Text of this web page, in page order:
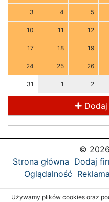
3 4 5
10 11 12
17 18 19
24 25 26
31 1 2
Dodaj
©
Strona główna Dodaj
Oglądalność Reklama
Używamy plików cookies oraz